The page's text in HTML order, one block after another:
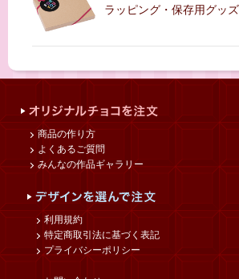
ラッピング・保存用グッズ
商品の作り方
よくあるご質問
みんなの作品ギャラリー
利用規約
特定商取引法に基づく表記
プライバシーポリシー